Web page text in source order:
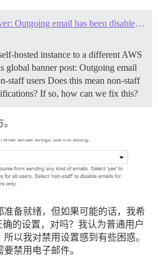
Migration to new server: Outgoing email has been disabled for non-staff users
hosted instance to a different AWS
global banner post: Outgoing email
staff users Does this mean non-staff
If so, how can we fix this?
准备就绪，但如果可能的话，我希
的设置，对吗？我认为普通用户
以我对禁用设置感到有些困惑。
禁用电子邮件。